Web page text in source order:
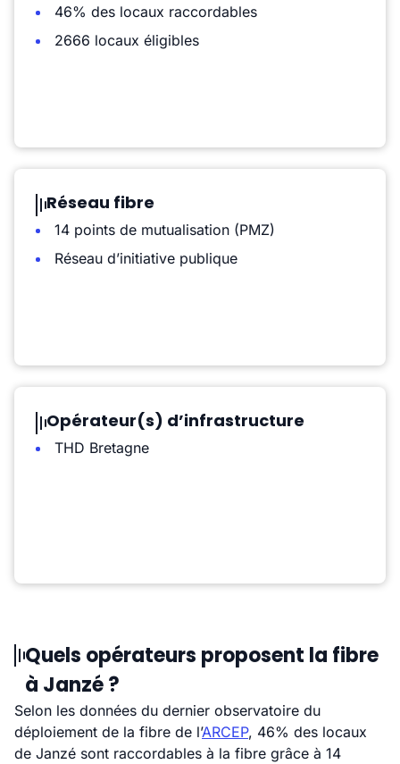
46% des locaux raccordables
2666 locaux éligibles
Réseau fibre
14 points de mutualisation (PMZ)
Réseau d’initiative publique
Opérateur(s) d’infrastructure
THD Bretagne
Quels opérateurs proposent la fibre
à Janzé ?
Selon les données du dernier observatoire du
déploiement de la fibre de l’ARCEP, 46% des locaux
de Janzé sont raccordables à la fibre grâce à 14